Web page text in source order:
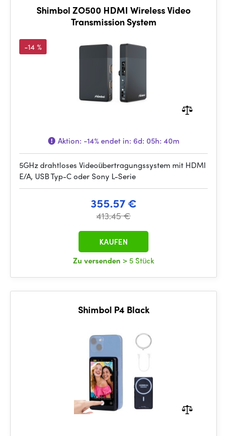
Shimbol ZO500 HDMI Wireless Video
Transmission System
-14 %
Aktion: -14%endet in: 6d: 05h: 40m
5GHz drahtloses Videoübertragungssystem mit HDMI
E/A, USB Typ-C oder Sony L-Serie
355.57 €
413.45 €
Zu versenden > 5 Stück
KAUFEN
Shimbol P4 Black